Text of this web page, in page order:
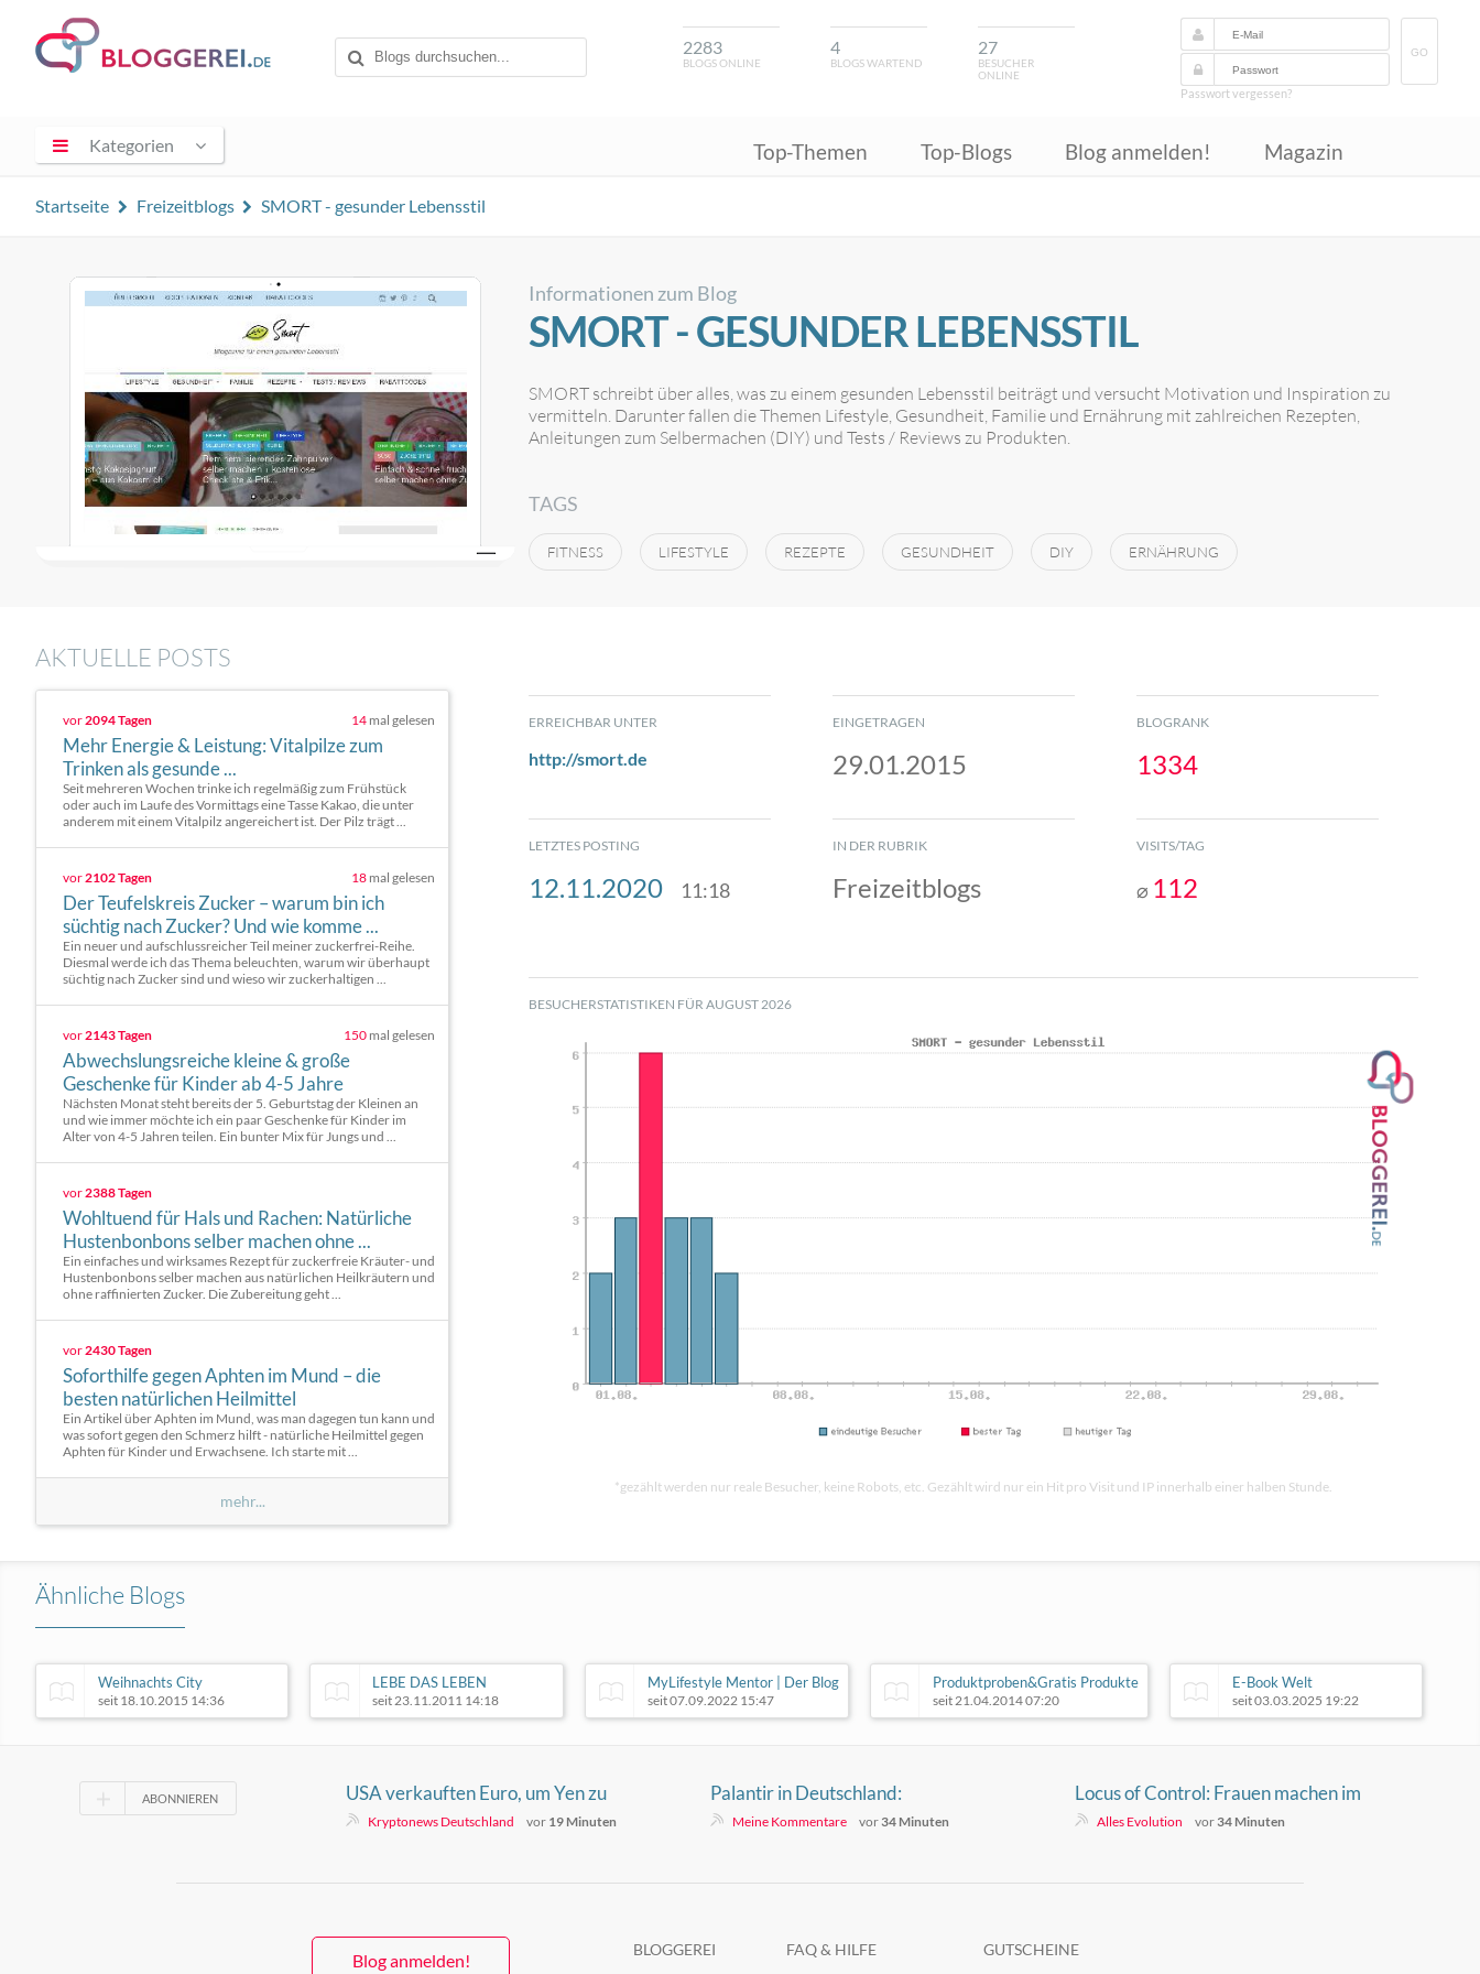
2283
BLOGS ONLINE
4
BLOGS WARTEND
27
BESUCHER
ONLINE
GO
Passwort vergessen?
Kategorien Top-Themen Top-Blogs Blog anmelden! Magazin
Startseite Freizeitblogs SMORT - gesunder Lebensstil
Informationen zum Blog
SMORT - GESUNDER LEBENSSTIL
SMORT schreibt über alles, was zu einem gesunden Lebensstil beiträgt und versucht Motivation und Inspiration zu
vermitteln. Darunter fallen die Themen Lifestyle, Gesundheit, Familie und Ernährung mit zahlreichen Rezepten,
Anleitungen zum Selbermachen (DIY) und Tests / Reviews zu Produkten.
TAGS
FITNESS LIFESTYLE REZEPTE GESUNDHEIT DIY ERNÄHRUNG
AKTUELLE POSTS
vor2094 Tagen 14 mal gelesen
Mehr Energie & Leistung: Vitalpilze zum
Trinken als gesunde ...
Seit mehreren Wochen trinke ich regelmäßig zum Frühstück
oder auch im Laufe des Vormittags eine Tasse Kakao, die unter
anderem mit einem Vitalpilz angereichert ist. Der Pilz trägt ...
vor2102 Tagen 18 mal gelesen
Der Teufelskreis Zucker – warum bin ich
süchtig nach Zucker? Und wie komme ...
Ein neuer und aufschlussreicher Teil meiner zuckerfrei-Reihe.
Diesmal werde ich das Thema beleuchten, warum wir überhaupt
süchtig nach Zucker sind und wieso wir zuckerhaltigen ...
vor2143 Tagen 150 mal gelesen
Abwechslungsreiche kleine & große
Geschenke für Kinder ab 4-5 Jahre
Nächsten Monat steht bereits der 5. Geburtstag der Kleinen an
und wie immer möchte ich ein paar Geschenke für Kinder im
Alter von 4-5 Jahren teilen. Ein bunter Mix für Jungs und ...
vor2388 Tagen
Wohltuend für Hals und Rachen: Natürliche
Hustenbonbons selber machen ohne ...
Ein einfaches und wirksames Rezept für zuckerfreie Kräuter- und
Hustenbonbons selber machen aus natürlichen Heilkräutern und
ohne raffinierten Zucker. Die Zubereitung geht ...
vor2430 Tagen
Soforthilfe gegen Aphten im Mund – die
besten natürlichen Heilmittel
Ein Artikel über Aphten im Mund, was man dagegen tun kann und
was sofort gegen den Schmerz hilft - natürliche Heilmittel gegen
Aphten für Kinder und Erwachsene. Ich starte mit ...
mehr...
ERREICHBAR UNTER
http://smort.de
EINGETRAGEN
29.01.2015
BLOGRANK
1334
LETZTES POSTING
12.11.2020 11:18
IN DER RUBRIK
Freizeitblogs
VISITS/TAG
⌀ 112
BESUCHERSTATISTIKEN FÜR AUGUST 2026
*gezählt werden nur reale Besucher, keine Robots, etc. Gezählt wird nur ein Hit pro Visit und IP innerhalb einer halben Stunde.
Ähnliche Blogs
Weihnachts City
seit 18.10.2015 14:36
LEBE DAS LEBEN
seit 23.11.2011 14:18
MyLifestyle Mentor | Der Blog
seit 07.09.2022 15:47
Produktproben&Gratis Produkte
seit 21.04.2014 07:20
E-Book Welt
seit 03.03.2025 19:22
ABONNIEREN
USA verkauften Euro, um Yen zu
retten – Europa erfuhr es danach
Kryptonews Deutschland vor 19 Minuten
Palantir in Deutschland:
Sicherheitsversprechen,
Meine Kommentare vor 34 Minuten
Locus of Control: Frauen machen im
Schnitt eher externe Faktoren und
Alles Evolution vor 34 Minuten
Blog anmelden!
BLOGGEREI FAQ & HILFE GUTSCHEINE